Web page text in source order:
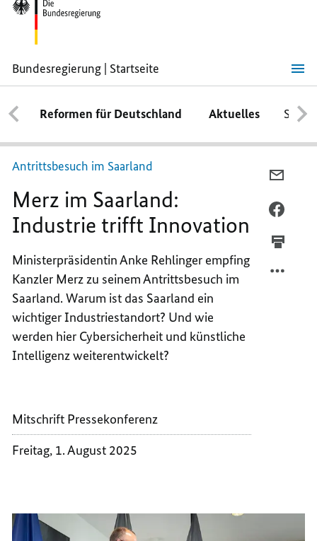
Bundesregierung | Startseite
Merz
im
Saarland:
Industrie
trifft
Innovation
Reformen für Deutschland Aktuelles
Antrittsbesuch im Saarland
Merz im Saarland:
Industrie trifft Innovation
Ministerpräsidentin Anke Rehlinger empfing
Kanzler Merz zu seinem Antrittsbesuch im
Saarland. Warum ist das Saarland ein
wichtiger Industriestandort? Und wie
werden hier Cybersicherheit und künstliche
Intelligenz weiterentwickelt?
Mitschrift Pressekonferenz
Freitag, 1. August 2025